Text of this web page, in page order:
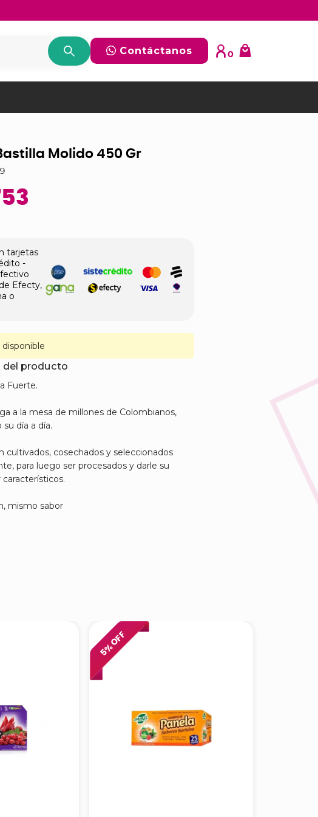
Contáctanos 0
Molido 450 Gr
tarjetas
-
Efecty,
o
del producto
Fuerte.
a la mesa de millones de Colombianos,
día a día.
cultivados, cosechados y seleccionados
para luego ser procesados y darle su
mismo sabor
5
% OFF